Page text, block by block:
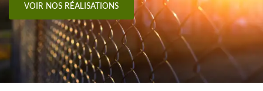
VOIR NOS RÉALISATIONS